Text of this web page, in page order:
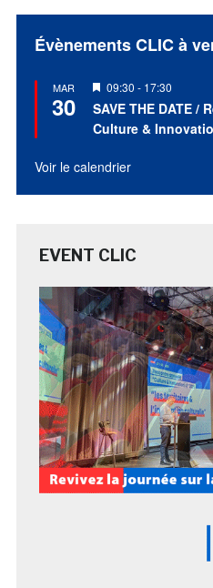
Évènements CLIC à
MAR
30
Mis
en
avant
09:30 - 17:30
SAVE THE DATE /
Culture &
Voir le calendrier
EVENT CLIC